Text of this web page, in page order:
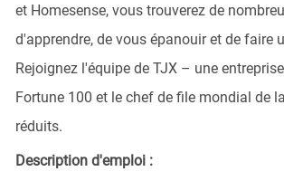
et Homesense, vous trouverez de
d'apprendre, de vous épanouir et de faire
Rejoignez l'équipe de TJX – une
Fortune 100 et le chef de file mondial de
réduits.
Description d'emploi :